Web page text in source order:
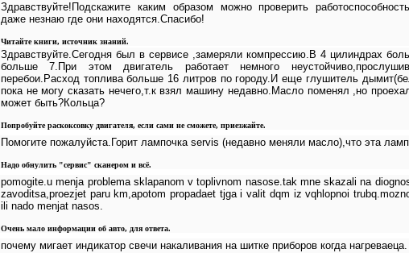
Здравствуйте!Подскажите каким образом можно проверить
даже незнаю где они находятся.Спасибо!
Читайте книги, источник знаний.
Здравствуйте.Сегодня был в сервисе ,замеряли компрессию.В 4 цилиндрах
больше 7.При этом двигатель работает немного
перебои.Расход топлива больше 16 литров по городу.И еще глушитель
пока не могу сказать нечего,т.к взял машину недавно.Масло поменял ,но
может быть?Кольца?
Попробуйте раскоксовку двигателя, если сами не сможете, приезжайте.
Помогите пожалуйста.Горит лампочка servis (недавно меняли масло),что эта
Надо обнулить "сервис" сканером и всё.
pomogite.u menja problema sklapanom v toplivnom nasose.tak mne skazali na
zavoditsa,proezjet paru km,apotom propadaet tjga i valit dqm iz vqhlopnoi
ili nado menjat nasos.
Очень мало информации об авто, для ответа.
почему мигает индикатор свечи накаливания на шитке приборов когда нагреваеца.